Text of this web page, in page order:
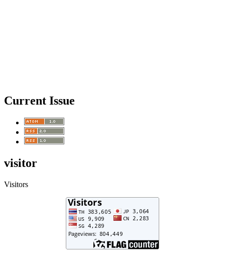
Current Issue
visitor
Visitors